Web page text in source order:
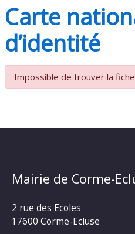
Carte
d’identité
Impossible de trouver la
Mairie de Corme-
2 rue des Ecoles
17600 Corme-Ecluse